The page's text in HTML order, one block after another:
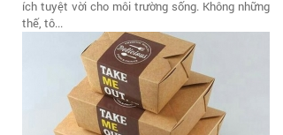
ích tuyệt vời cho môi trường sống. Không những
thế, tô...